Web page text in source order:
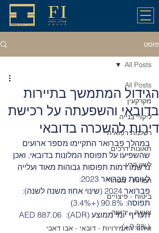
פוסט
All Posts
מקרקעין
ליקויי בנייה
רשלנות רפואית
תאונות דרכים
לשון הרע
חברות - מסחרי
ביטוח - פיצויים
צוואה - ירושה
איחוד האמירויות - דובאי - אבו דאבי
All Posts
הגידול המתמשך בתיירות
בדובאי והשפעתה על רכישת
דירות להשכרה בדובאי
במהלך פברואר התקיימו מספר ארועים
שהשפיעו על תפוסת המלונות בדובאי, ואכן
נרשמו רמות תפוסות גבוהות מאוד ועלייה
לעומת פברואר 2023:
פברואר 2024 (שינוי אחוז משנה לשנה):
תפוסה: 90.8% (+3.4%)
תעריף יומי ממוצע (ADR): AED 887.06
(+9.3%)